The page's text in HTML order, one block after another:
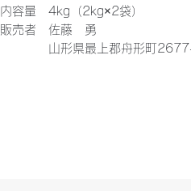
内容量
4kg（2kg×2袋）
販売者
佐藤 勇
山形県最上郡舟形町